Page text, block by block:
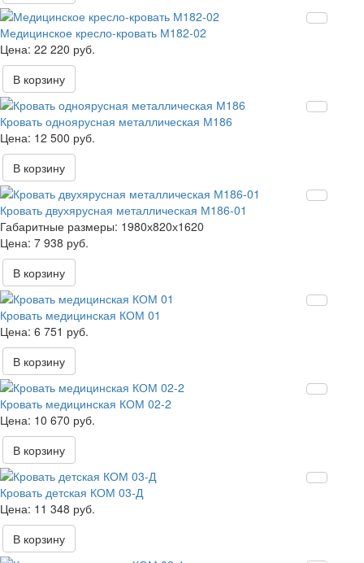
Медицинское кресло-кровать М182-02
22 220 руб.
В корзину
Кровать одноярусная металлическая М186
12 500 руб.
В корзину
Кровать двухярусная металлическая М186-01
Габаритные размеры: 1980х820х1620
7 938 руб.
В корзину
Кровать медицинская КОМ 01
6 751 руб.
В корзину
Кровать медицинская КОМ 02-2
10 670 руб.
В корзину
Кровать детская КОМ 03-Д
11 348 руб.
В корзину